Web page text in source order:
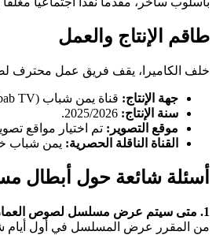
طاقم الإنتاج والعمل
خلف الكاميرا، يقف فريق عمل محترف
جهة الإنتاج: قناة يمن شباب (Yemen Shabab TV).
سنة الإنتاج:
موقع التصوير: تم اختيار مواقع
القناة الناقلة الحصرية: يمن شباب
أسئلة شائعة حول أبطال
1. متى سيتم عرض مسلسل لصوص العمارة؟
من المقرر عرض المسلسل في أول أيام شهر رمضان